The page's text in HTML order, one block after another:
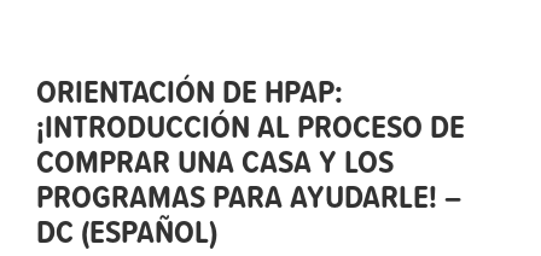
ORIENTACIÓN DE HPAP:
¡INTRODUCCIÓN AL PROCESO DE
COMPRAR UNA CASA Y LOS
PROGRAMAS PARA AYUDARLE! –
DC (ESPAÑOL)